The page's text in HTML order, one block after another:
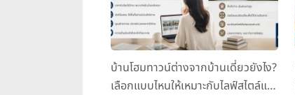
บ้านโฮมทาวน์ต่างจากบ้านเดี่ยวยังไง?
เลือกแบบไหนให้เหมาะกับไลฟ์สไตล์และ